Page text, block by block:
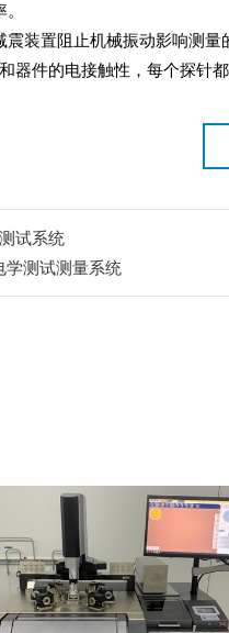
装置阻止机械振动影响测
件的电接触性，每个探针
试系统
学测试测量系统